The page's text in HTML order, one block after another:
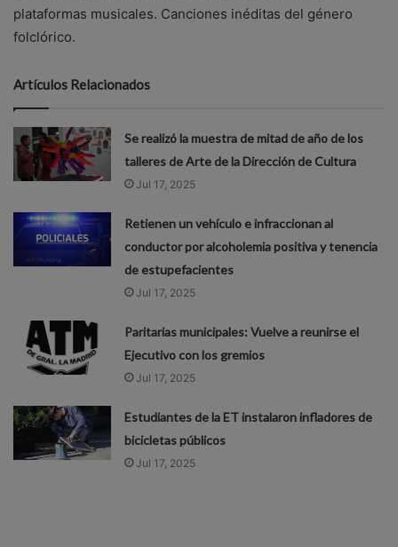
plataformas musicales. Canciones inéditas del género
folclórico.
Artículos Relacionados
Se realizó la muestra de mitad de año de los
talleres de Arte de la Dirección de Cultura
Jul 17, 2025
Retienen un vehículo e infraccionan al
conductor por alcoholemia positiva y tenencia
de estupefacientes
Jul 17, 2025
Paritarias municipales: Vuelve a reunirse el
Ejecutivo con los gremios
Jul 17, 2025
Estudiantes de la ET instalaron infladores de
bicicletas públicos
Jul 17, 2025